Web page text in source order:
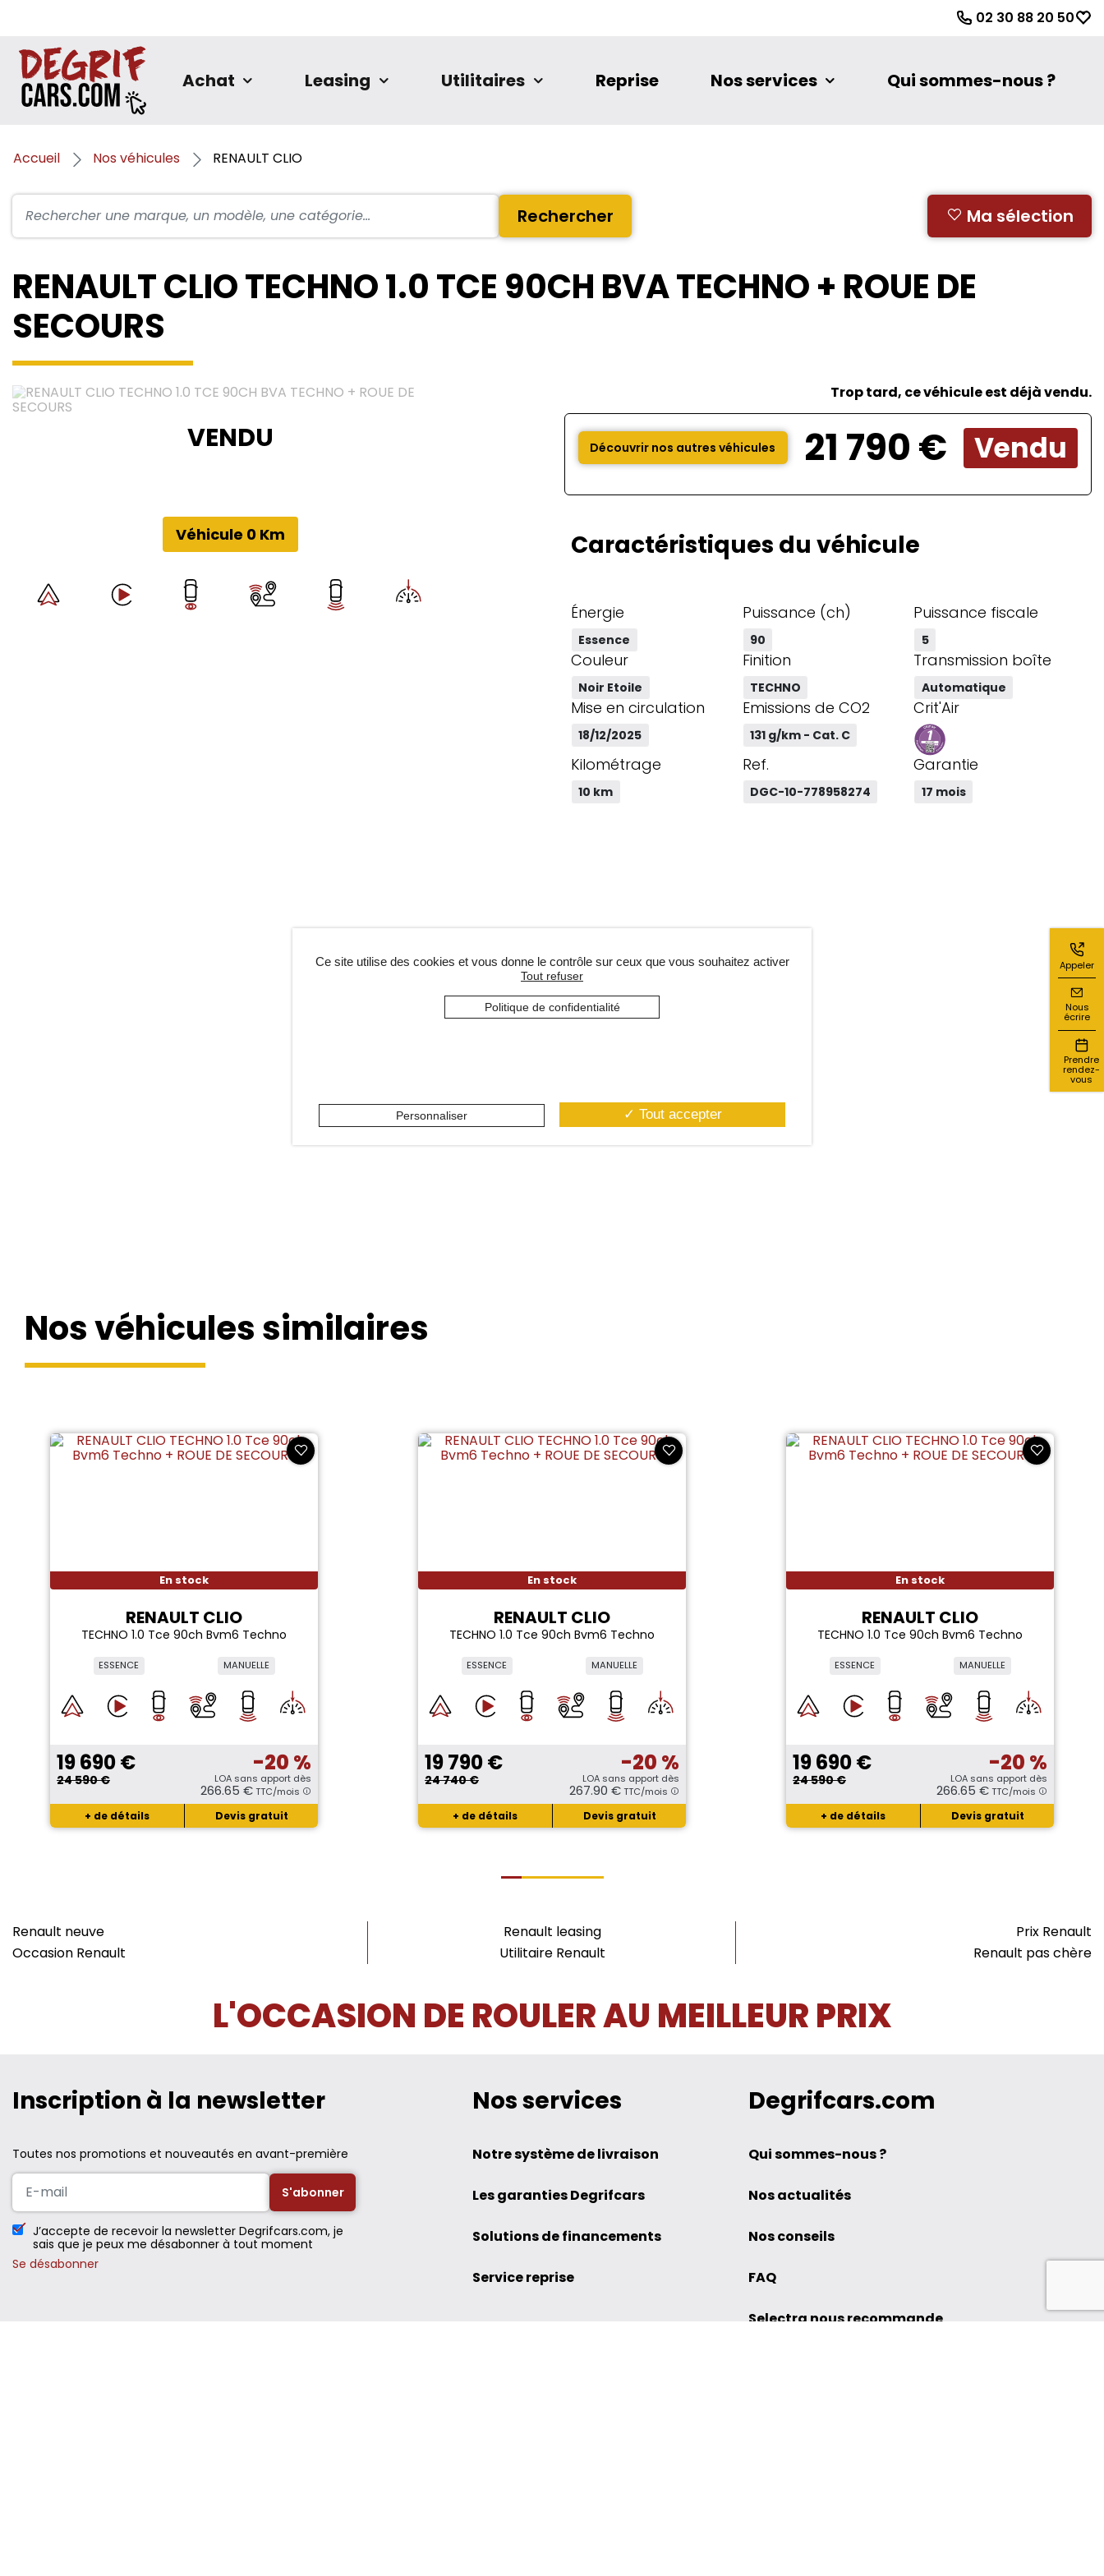
02 30 88 20 50
Achat Leasing Utilitaires Reprise Nos services Qui sommes-nous ?
Accueil Nos véhicules RENAULT CLIO
Rechercher Ma sélection
RENAULT CLIO TECHNO 1.0 TCE 90CH BVA TECHNO + ROUE DE
SECOURS
VENDU
Véhicule 0 Km
Trop tard, ce véhicule est déjà vendu.
Découvrir nos autres véhicules 21 790 € Vendu
Caractéristiques du véhicule
Énergie
Essence
Puissance (ch)
90
Puissance fiscale
5
Couleur
Noir Etoile
Finition
TECHNO
Transmission boîte
Automatique
Mise en circulation
18/12/2025
Emissions de CO2
131 g/km - Cat. C
Crit'Air
Kilométrage
10 km
Ref.
DGC-10-778958274
Garantie
17 mois
Nos véhicules similaires
En stock
RENAULT CLIO
TECHNO 1.0 Tce 90ch Bvm6 Techno
ESSENCE MANUELLE
19 690 €
24 590 €
-20 %
LOA sans apport dès
266.65 €TTC/mois
+ de détails Devis gratuit
En stock
RENAULT CLIO
TECHNO 1.0 Tce 90ch Bvm6 Techno
ESSENCE MANUELLE
19 790 €
24 740 €
-20 %
LOA sans apport dès
267.90 €TTC/mois
+ de détails Devis gratuit
En stock
RENAULT CLIO
TECHNO 1.0 Tce 90ch Bvm6 Techno
ESSENCE MANUELLE
19 690 €
24 590 €
-20 %
LOA sans apport dès
266.65 €TTC/mois
+ de détails Devis gratuit
Renault neuve
Occasion Renault
Renault leasing
Utilitaire Renault
Prix Renault
Renault pas chère
L'OCCASION DE ROULER AU MEILLEUR PRIX
Inscription à la newsletter
Toutes nos promotions et nouveautés en avant-première
J’accepte de recevoir la newsletter Degrifcars.com, je
sais que je peux me désabonner à tout moment
Se désabonner
Nos services
Notre système de livraison
Les garanties Degrifcars
Solutions de financements
Service reprise
Degrifcars.com
Qui sommes-nous ?
Nos actualités
Nos conseils
FAQ
Selectra nous recommande
Prendre
rendez-
vous
Appeler
Nous
écrire
Ce site utilise des cookies et vous donne le contrôle sur ceux que vous souhaitez activer
Tout accepter
Tout refuser
Personnaliser
Politique de confidentialité